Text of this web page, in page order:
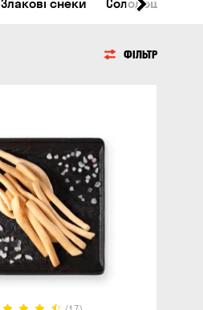
Злакові снеки Солодощі
ФІЛЬТР